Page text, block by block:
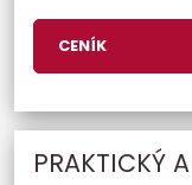
CENÍK
PRAKTICKÝ